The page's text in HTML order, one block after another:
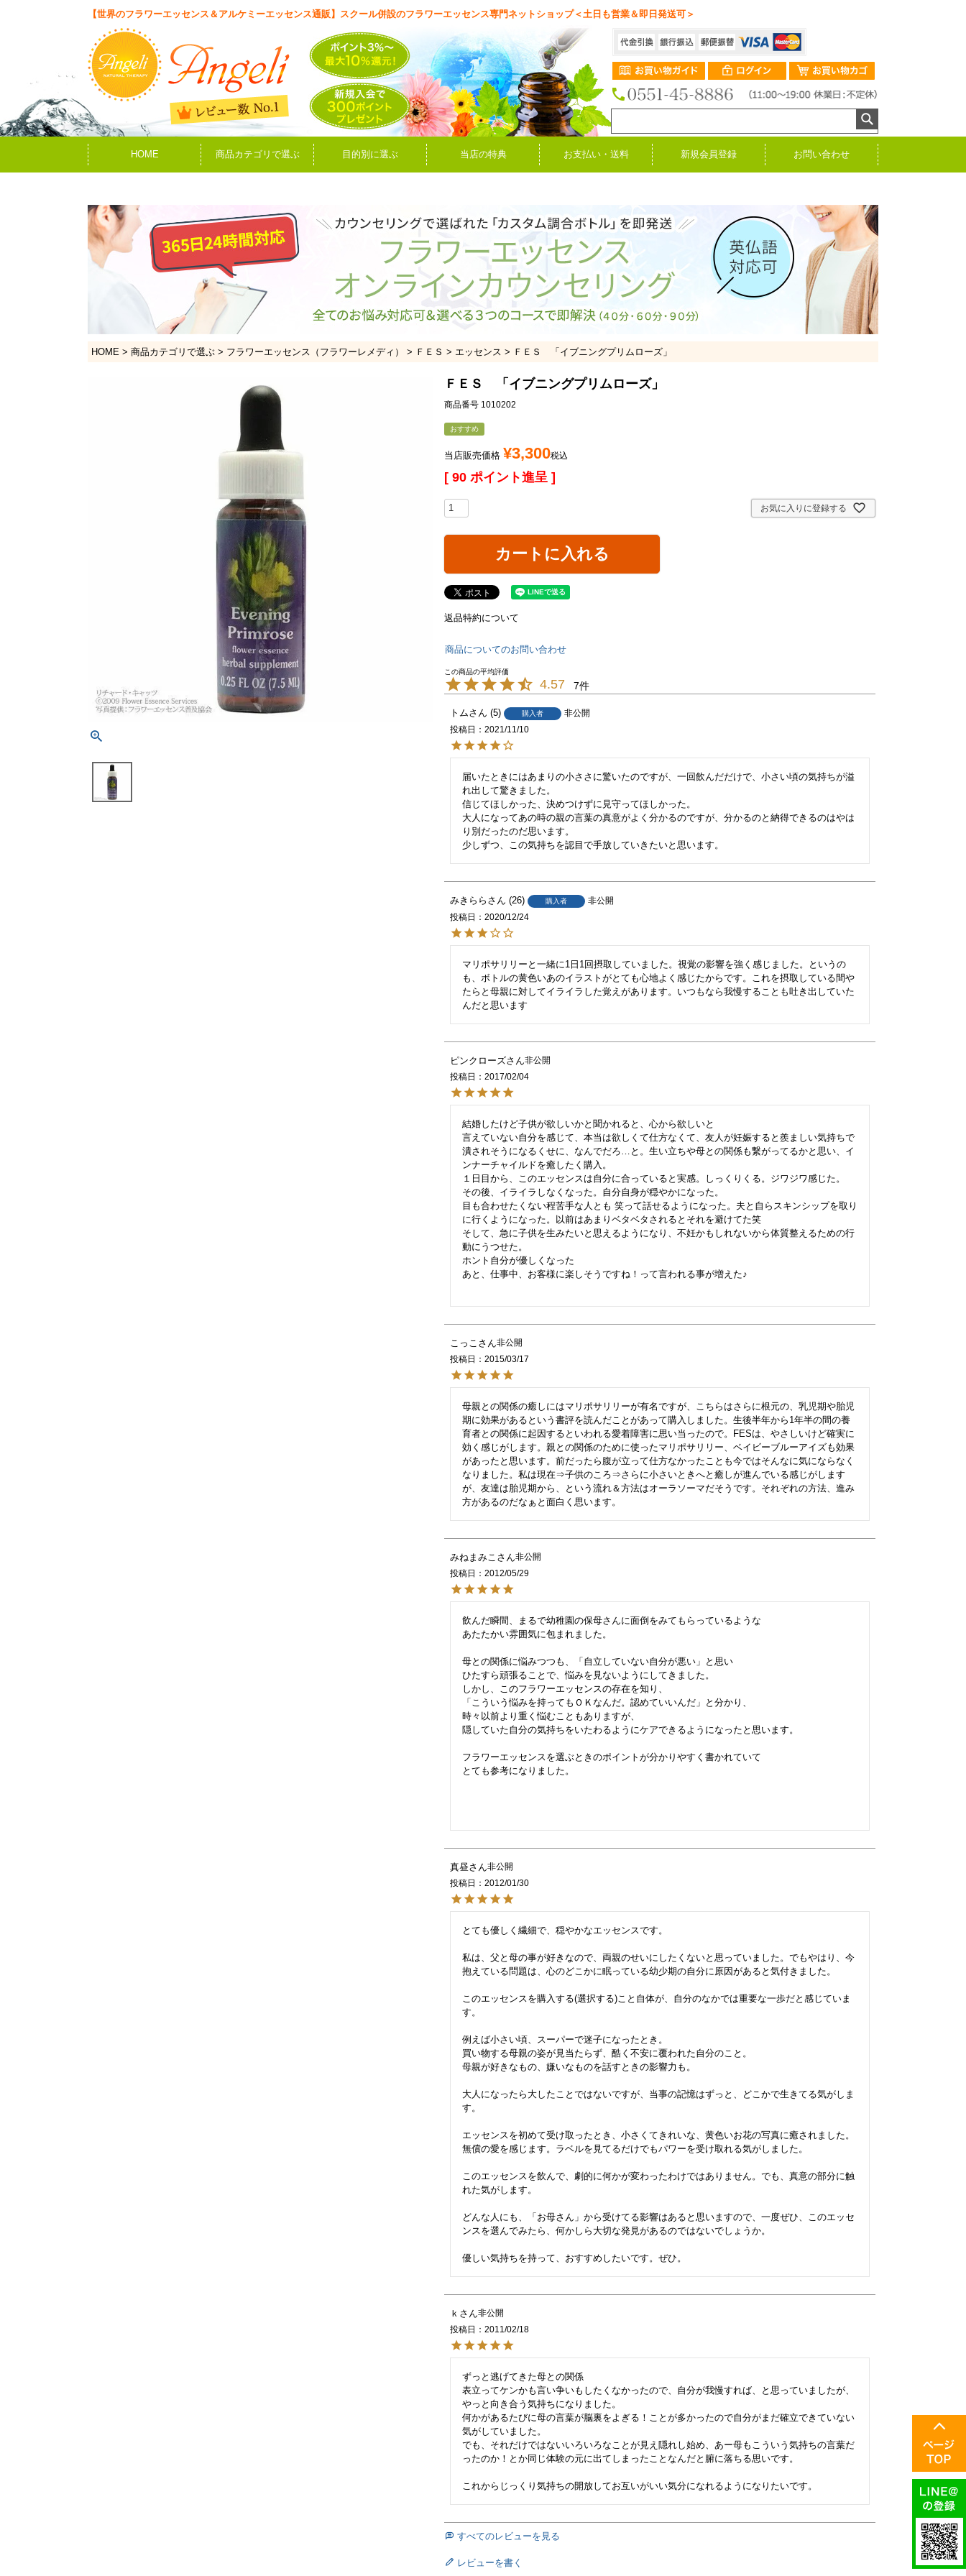
【世界のフラワーエッセンス＆アルケミーエッセンス通販】スクール併設のフラワーエッセンス専門ネットショップ＜土日も営業＆即日発送可＞
HOME 商品カテゴリで選ぶ 目的別に選ぶ 当店の特典 お支払い・送料 新規会員登録 お問い合わせ
HOME 商品カテゴリで選ぶ フラワーエッセンス（フラワーレメディ） ＦＥＳ エッセンス ＦＥＳ 「イブニングプリムローズ」
ＦＥＳ 「イブニングプリムローズ」
商品番号 1010202
おすすめ
当店販売価格 ¥3,300税込
[ 90 ポイント進呈 ]
お気に入りに登録する
カートに入れる
返品特約について
商品についてのお問い合わせ
4.57 7
トム 5 購入者
非公開
投稿日
2021/11/10
届いたときにはあまりの小ささに驚いたのですが、一回飲んだだけで、小さい頃の気持ちが溢
れ出して驚きました。
信じてほしかった、決めつけずに見守ってほしかった。
大人になってあの時の親の言葉の真意がよく分かるのですが、分かるのと納得できるのはやは
り別だったのだ思います。
少しずつ、この気持ちを認目で手放していきたいと思います。
みきらら 26 購入者
非公開
投稿日
2020/12/24
マリポサリリーと一緒に1日1回摂取していました。視覚の影響を強く感じました。というの
も、ボトルの黄色いあのイラストがとても心地よく感じたからです。これを摂取している間や
たらと母親に対してイライラした覚えがあります。いつもなら我慢することも吐き出していた
んだと思います
ピンクローズ
非公開
投稿日
2017/02/04
結婚したけど子供が欲しいかと聞かれると、心から欲しいと
言えていない自分を感じて、本当は欲しくて仕方なくて、友人が妊娠すると羨ましい気持ちで
潰されそうになるくせに、なんでだろ…と。生い立ちや母との関係も繋がってるかと思い、イ
ンナーチャイルドを癒したく購入。
１日目から、このエッセンスは自分に合っていると実感。しっくりくる。ジワジワ感じた。
その後、イライラしなくなった。自分自身が穏やかになった。
目も合わせたくない程苦手な人とも 笑って話せるようになった。夫と自らスキンシップを取り
に行くようになった。以前はあまりベタベタされるとそれを避けてた笑
そして、急に子供を生みたいと思えるようになり、不妊かもしれないから体質整えるための行
動にうつせた。
ホント自分が優しくなった
あと、仕事中、お客様に楽しそうですね！って言われる事が増えた♪
こっこ
非公開
投稿日
2015/03/17
母親との関係の癒しにはマリポサリリーが有名ですが、こちらはさらに根元の、乳児期や胎児
期に効果があるという書評を読んだことがあって購入しました。生後半年から1年半の間の養
育者との関係に起因するといわれる愛着障害に思い当ったので。FESは、やさしいけど確実に
効く感じがします。親との関係のために使ったマリポサリリー、ベイビーブルーアイズも効果
があったと思います。前だったら腹が立って仕方なかったことも今ではそんなに気にならなく
なりました。私は現在⇒子供のころ⇒さらに小さいときへと癒しが進んでいる感じがします
が、友達は胎児期から、という流れ＆方法はオーラソーマだそうです。それぞれの方法、進み
みねまみこ
非公開
投稿日
2012/05/29
飲んだ瞬間、まるで幼稚園の保母さんに面倒をみてもらっているような
あたたかい雰囲気に包まれました。
母との関係に悩みつつも、「自立していない自分が悪い」と思い
ひたすら頑張ることで、悩みを見ないようにしてきました。
しかし、このフラワーエッセンスの存在を知り、
「こういう悩みを持ってもＯＫなんだ。認めていいんだ」と分かり、
時々以前より重く悩むこともありますが、
隠していた自分の気持ちをいたわるようにケアできるようになったと思います。
フラワーエッセンスを選ぶときのポイントが分かりやすく書かれていて
とても参考になりました。
真昼
非公開
投稿日
2012/01/30
とても優しく繊細で、穏やかなエッセンスです。
私は、父と母の事が好きなので、両親のせいにしたくないと思っていました。でもやはり、今
抱えている問題は、心のどこかに眠っている幼少期の自分に原因があると気付きました。
このエッセンスを購入する(選択する)こと自体が、自分のなかでは重要な一歩だと感じていま
す。
例えば小さい頃、スーパーで迷子になったとき。
買い物する母親の姿が見当たらず、酷く不安に覆われた自分のこと。
母親が好きなもの、嫌いなものを話すときの影響力も。
大人になったら大したことではないですが、当事の記憶はずっと、どこかで生きてる気がしま
す。
エッセンスを初めて受け取ったとき、小さくてきれいな、黄色いお花の写真に癒されました。
無償の愛を感じます。ラベルを見てるだけでもパワーを受け取れる気がしました。
このエッセンスを飲んで、劇的に何かが変わったわけではありません。でも、真意の部分に触
れた気がします。
どんな人にも、「お母さん」から受けてる影響はあると思いますので、一度ぜひ、このエッセ
ンスを選んでみたら、何かしら大切な発見があるのではないでしょうか。
ｋ
非公開
投稿日
2011/02/18
ずっと逃げてきた母との関係
表立ってケンかも言い争いもしたくなかったので、自分が我慢すれば、と思っていましたが、
やっと向き合う気持ちになりました。
何かがあるたびに母の言葉が脳裏をよぎる！ことが多かったので自分がまだ確立できていない
気がしていました。
でも、それだけではないいろいろなことが見え隠れし始め、あー母もこういう気持ちの言葉だ
ったのか！とか同じ体験の元に出てしまったことなんだと腑に落ちる思いです。
すべてのレビューを見る
レビューを書く